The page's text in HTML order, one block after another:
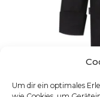
Um dir ein optimales